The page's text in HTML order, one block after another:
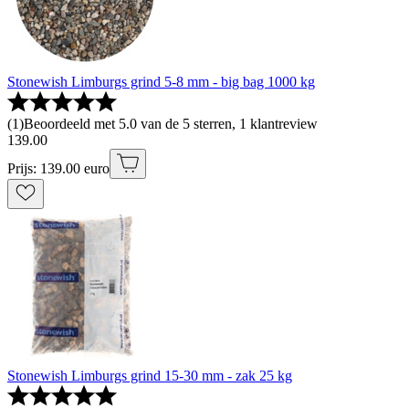
Stonewish Limburgs grind 5-8 mm - big bag 1000 kg
(1)Beoordeeld met 5.0 van de 5 sterren, 1 klantreview
139.00
Prijs: 139.00 euro
Stonewish Limburgs grind 15-30 mm - zak 25 kg